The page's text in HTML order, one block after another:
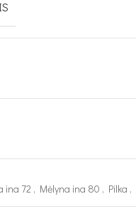
ina 72 , Mėlyna ina 80 , Pilka ,